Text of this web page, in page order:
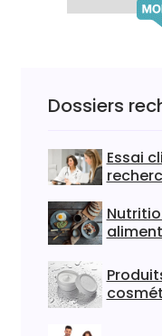
Dossiers
Essai